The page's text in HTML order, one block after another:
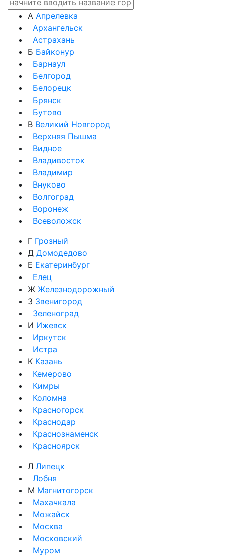
А Апрелевка
Архангельск
Астрахань
Б Байконур
Барнаул
Белгород
Белорецк
Брянск
Бутово
В Великий Новгород
Верхняя Пышма
Видное
Владивосток
Владимир
Внуково
Волгоград
Воронеж
Всеволожск
Г Грозный
Д Домодедово
Е Екатеринбург
Елец
Ж Железнодорожный
З Звенигород
Зеленоград
И Ижевск
Иркутск
Истра
К Казань
Кемерово
Кимры
Коломна
Красногорск
Краснодар
Краснознаменск
Красноярск
Л Липецк
Лобня
М Магнитогорск
Махачкала
Можайск
Москва
Московский
Муром